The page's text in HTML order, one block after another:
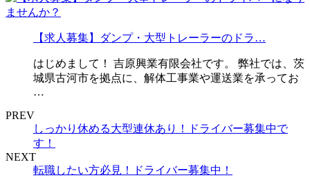
【求人募集】ダンプ・大型トレーラーのドラ…
はじめまして！ 吉原興業有限会社です。 弊社では、茨
城県古河市を拠点に、解体工事業や運送業を承ってお
…
PREV
しっかり休める大型連休あり！ドライバー募集中で
す！
NEXT
転職したい方必見！ドライバー募集中！